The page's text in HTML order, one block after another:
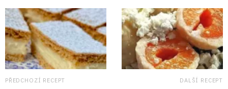
PŘEDCHOZÍ RECEPT DALŠÍ RECEPT